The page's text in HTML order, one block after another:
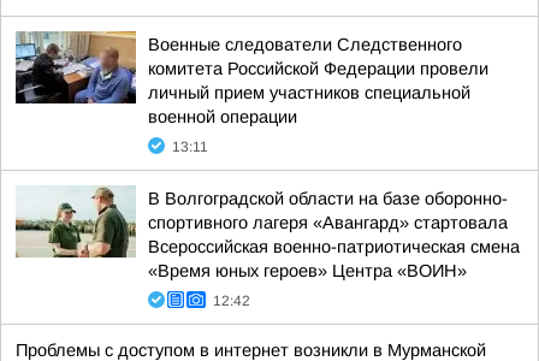
Военные следователи Следственного
комитета Российской Федерации провели
личный прием участников специальной
военной операции
13:11
В Волгоградской области на базе оборонно-
спортивного лагеря «Авангард» стартовала
Всероссийская военно-патриотическая смена
«Время юных героев» Центра «ВОИН»
12:42
Проблемы с доступом в интернет возникли в Мурманской